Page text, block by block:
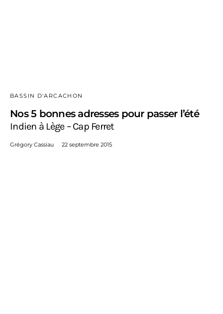
BASSIN D'ARCACHON
Nos 5 bonnes adresses pour passer l’été
Indien à Lège – Cap Ferret
Grégory Cassiau 22 septembre 2015